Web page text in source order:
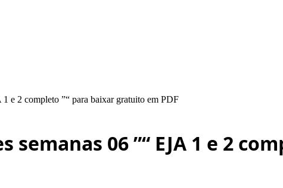
e 2 completo ”“ para baixar gratuito em PDF
06 ”“ EJA 1 e 2